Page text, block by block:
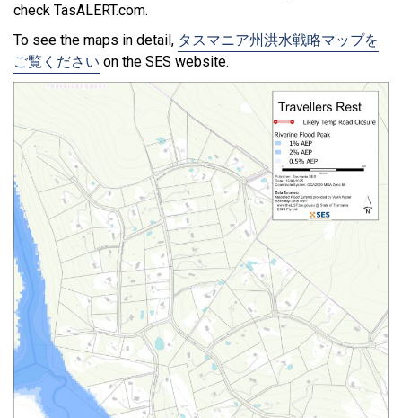
check TasALERT.com.
To see the maps in detail, タスマニア州洪水戦略マップを
ご覧ください on the SES website.